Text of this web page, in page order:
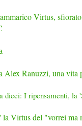
Virtus,
Alex Ranuzzi, una vita
dieci: I ripensamenti,
Virtus del "vorrei